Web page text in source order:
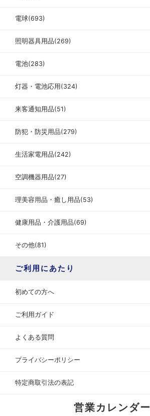
電球(693)
照明器具用品(269)
電池(283)
灯器・電池応用(324)
来客通知用品(51)
防犯・防災用品(279)
生活家電用品(242)
空調機器用品(27)
理美容用品・癒し用品(53)
健康用品・介護用品(69)
その他(81)
ご利用にあたり
初めての方へ
ご利用ガイド
よくある質問
プライバシーポリシー
特定商取引法の表記
営業カレンダー